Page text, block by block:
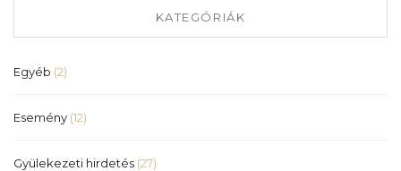
KATEGÓRIÁK
Egyéb (2)
Esemény (12)
Gyülekezeti hirdetés (27)